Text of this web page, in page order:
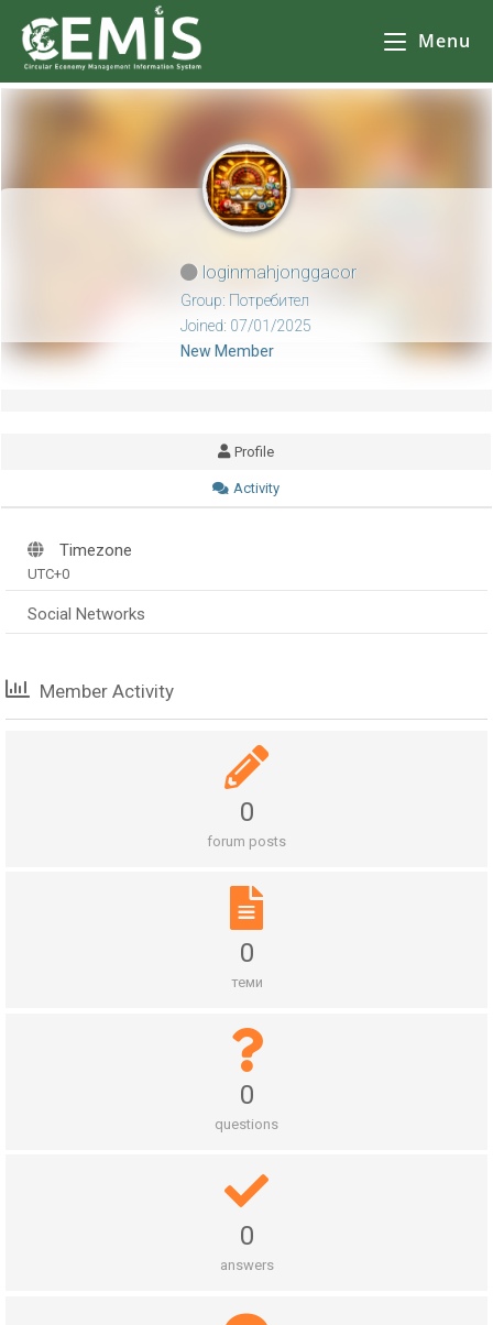
Menu
loginmahjonggacor
Group: Потребител
Joined: 07/01/2025
New Member
Profile
Activity
Timezone
UTC+0
Social Networks
Member Activity
0
forum posts
0
теми
0
questions
0
answers